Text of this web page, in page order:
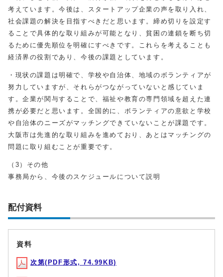
考えています。今後は、スタートアップ企業の声を取り入れ、
社会課題の解決を目指すべきだと思います。締め切りを設定す
ることで具体的な取り組みが可能となり、貧困の連鎖を断ち切
るために優先順位を明確にすべきです。これらを考えることも
経済界の役割であり、今後の課題としています。
・現状の課題は明確で、学校や自治体、地域のボランティアが
努力していますが、それらがつながっていないと感じていま
す。企業が関与することで、福祉や教育の専門領域を超えた連
携が必要だと思います。全国的に、ボランティアの意欲と学校
や自治体のニーズがマッチングできていないことが課題です。
大阪市は先進的な取り組みを進めており、あとはマッチングの
問題に取り組むことが重要です。
（3）その他
事務局から、今後のスケジュールについて説明
配付資料
資料
次第(PDF形式, 74.99KB)